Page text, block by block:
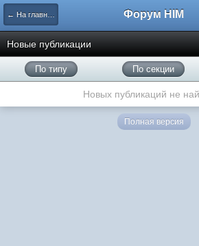
← На главную Форум HIM
Новые публикации
По типу По секции
Новых публикаций не
Полная версия